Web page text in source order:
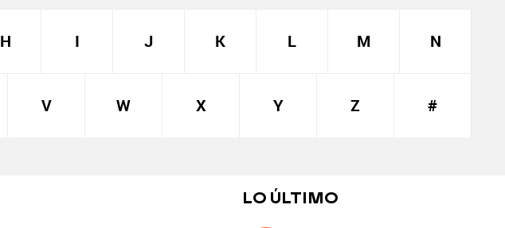
H I J K L M N
V W X Y Z #
LO ÚLTIMO